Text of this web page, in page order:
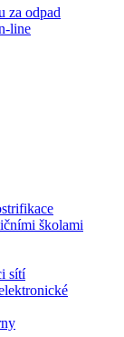
za odpad
line
školami
sítí